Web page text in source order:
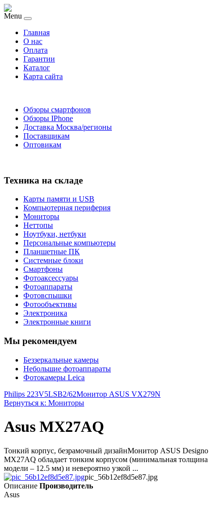
Menu
Главная
O нас
Оплата
Гарантии
Каталог
Карта сайта
Обзоры смартфонов
Обзоры IPhone
Доставка Москва/регионы
Поставщикам
Оптовикам
Техника на складе
Карты памяти и USB
Компьютерная периферия
Мониторы
Неттопы
Ноутбуки, нетбуки
Персональные компьютеры
Планшетные ПК
Системные блоки
Смартфоны
Фотоаксессуары
Фотоаппараты
Фотовспышки
Фотообъективы
Электроника
Электронные книги
Мы рекомендуем
Беззеркальные камеры
Небольшие фотоаппараты
Фотокамеры Leica
Philips 223V5LSB2/62Монитор ASUS VX279N
Вернуться к: Мониторы
Asus MX27AQ
Тонкий корпус, безрамочный дизайнМонитор ASUS Designo
MX27AQ обладает тонким корпусом (минимальная толщина
модели – 12.5 мм) и невероятно узкой ...
pic_56b12ef8d5e87.jpg
Описание Производитель
Asus